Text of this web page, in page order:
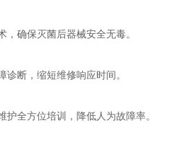
确保灭菌后器械安全无毒。
断，缩短维修响应时间。
全方位培训，降低人为故障率。